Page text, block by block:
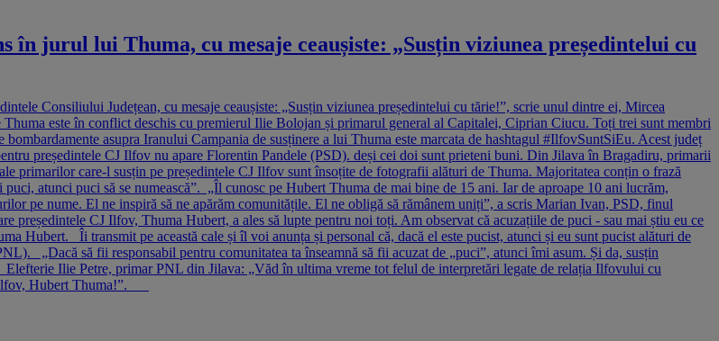
jurul lui Thuma, cu mesaje ceaușiste: „Susțin viziunea președintelui cu
Consiliului Județean, cu mesaje ceaușiste: „Susțin viziunea președintelui cu tărie!”, scrie unul dintre ei, Mircea
este în conflict deschis cu premierul Ilie Bolojan și primarul general al Capitalei, Ciprian Ciucu. Toți trei sunt membri
asupra Iranului Campania de susținere a lui Thuma este marcata de hashtagul #IlfovSuntSiEu. Acest județ
președintele CJ Ilfov nu apare Florentin Pandele (PSD). deși cei doi sunt prieteni buni. Din Jilava în Bragadiru, primarii
primarilor care-l susțin pe președintele CJ Ilfov sunt însoțite de fotografii alături de Thuma. Majoritatea conțin o frază
atunci puci să se numească”. „Îl cunosc pe Hubert Thuma de mai bine de 15 ani. Iar de aproape 10 ani lucrăm,
pe nume. El ne inspiră să ne apărăm comunitățile. El ne obligă să rămânem uniți”, a scris Marian Ivan, PSD, finul
președintele CJ Ilfov, Thuma Hubert, a ales să lupte pentru noi toți. Am observat că acuzațiile de puci - sau mai știu eu ce
Hubert. Îi transmit pe această cale și îl voi anunța și personal că, dacă el este pucist, atunci și eu sunt pucist alături de
„Dacă să fii responsabil pentru comunitatea ta înseamnă să fii acuzat de „puci”, atunci îmi asum. Și da, susțin
Ilie Petre, primar PNL din Jilava: „Văd în ultima vreme tot felul de interpretări legate de relația Ilfovului cu
Ilfov, Hubert Thuma!”.